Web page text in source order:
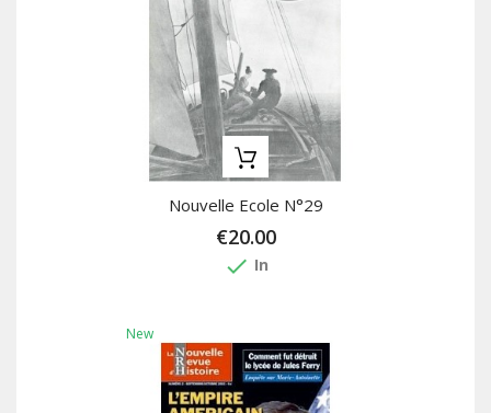
Nouvelle Ecole N°29
€20.00
done In
New